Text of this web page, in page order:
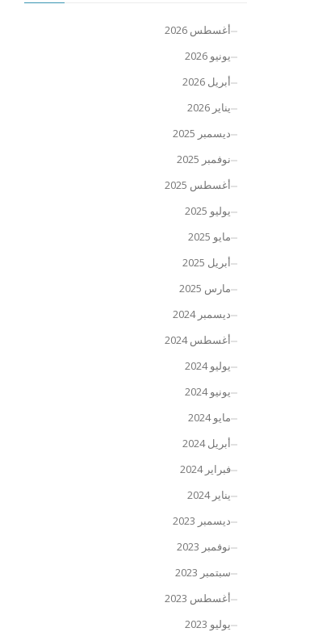
أغسطس 2026
يونيو 2026
أبريل 2026
يناير 2026
ديسمبر 2025
نوفمبر 2025
أغسطس 2025
يوليو 2025
مايو 2025
أبريل 2025
مارس 2025
ديسمبر 2024
أغسطس 2024
يوليو 2024
يونيو 2024
مايو 2024
أبريل 2024
فبراير 2024
يناير 2024
ديسمبر 2023
نوفمبر 2023
سبتمبر 2023
أغسطس 2023
يوليو 2023